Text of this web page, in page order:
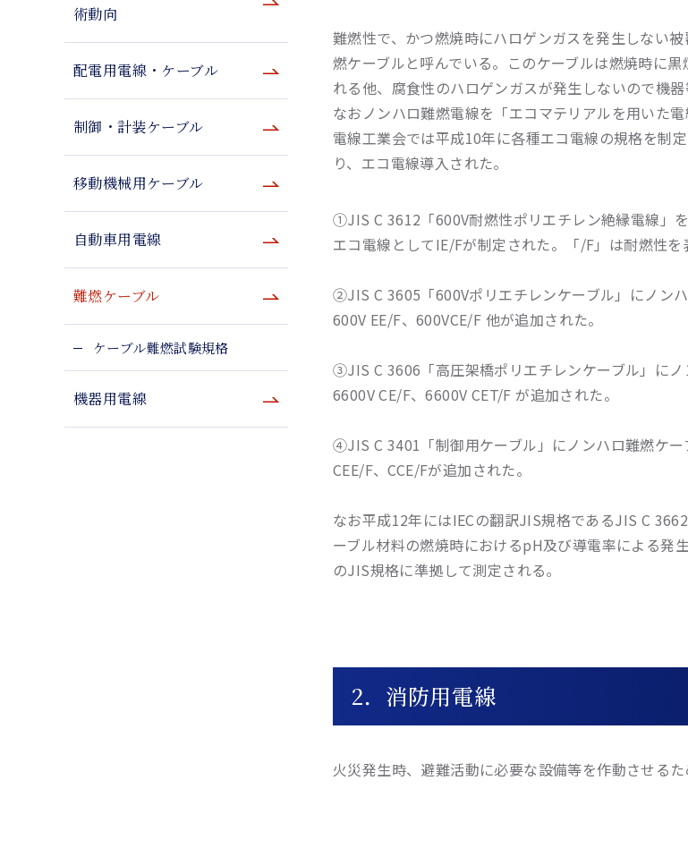
難燃性で、かつ燃焼時にハロゲンガスを発生しない
燃ケーブルと呼んでいる。このケーブルは燃焼時に
れる他、腐食性のハロゲンガスが発生しないので機器
なおノンハロ難燃電線を「エコマテリアルを用いた
電線工業会では平成10年に各種エコ電線の規格を制
り、エコ電線導入された。
①JIS C 3612「600V耐燃性ポリエチレン絶縁電線」を
エコ電線としてIE/Fが制定された。「/F」は耐燃性を
②JIS C 3605「600Vポリエチレンケーブル」にノンハ
600V EE/F、600VCE/F 他が追加された。
③JIS C 3606「高圧架橋ポリエチレンケーブル」にノ
6600V CE/F、6600V CET/F が追加された。
④JIS C 3401「制御用ケーブル」にノンハロ難燃ケー
CEE/F、CCE/Fが追加された。
なお平成12年にはIECの翻訳JIS規格であるJIS C
ーブル材料の燃焼時におけるpH及び導電率による発
のJIS規格に準拠して測定される。
2．消防用電線
火災発生時、避難活動に必要な設備等を作動させる
術動向
配電用電線・ケーブル
制御・計装ケーブル
移動機械用ケーブル
自動車用電線
難燃ケーブル
ケーブル難燃試験規格
機器用電線